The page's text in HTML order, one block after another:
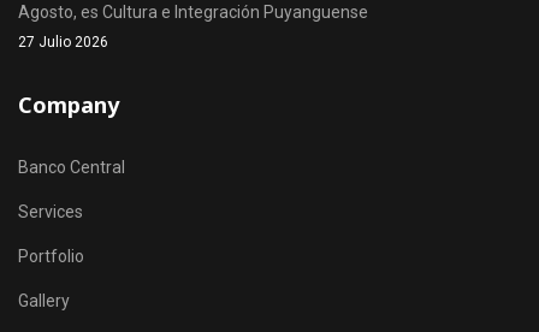
Agosto, es Cultura e Integración Puyanguense
27 Julio 2026
Company
Banco Central
Services
Portfolio
Gallery